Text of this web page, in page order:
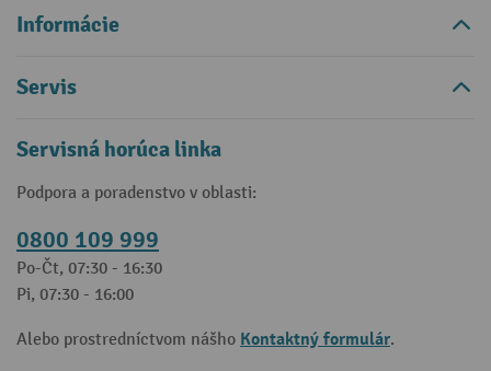
Informácie
Servis
Servisná horúca linka
Podpora a poradenstvo v oblasti:
0800 109 999
Po-Čt, 07:30 - 16:30
Pi, 07:30 - 16:00
Alebo prostredníctvom nášho Kontaktný formulár.